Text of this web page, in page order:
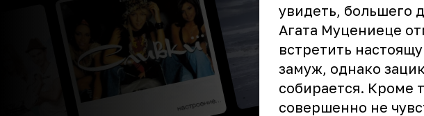
увидеть, большего
Агата Муцениеце
встретить
замуж, однако
собирается. Кроме
совершенно не